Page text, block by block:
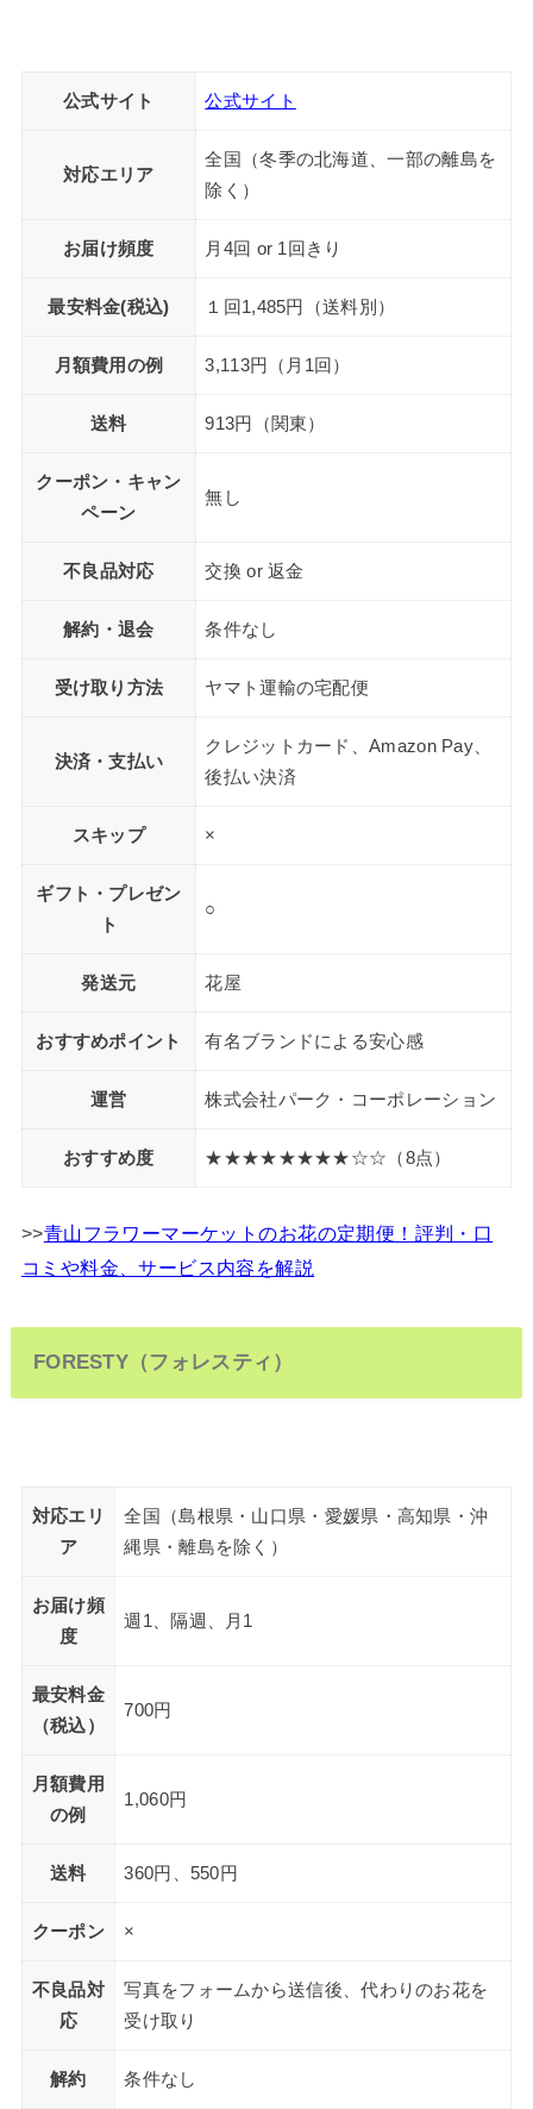
公式サイト 公式サイト
対応エリア
全国（冬季の北海道、一部の離島を
除く）
お届け頻度 月4回 or 1回きり
最安料金(税込) １回1,485円（送料別）
月額費用の例 3,113円（月1回）
送料 913円（関東）
クーポン・キャン
ペーン
無し
不良品対応 交換 or 返金
解約・退会 条件なし
受け取り方法 ヤマト運輸の宅配便
決済・支払い
クレジットカード、Amazon Pay、
後払い決済
スキップ ×
ギフト・プレゼン
ト
○
発送元 花屋
おすすめポイント 有名ブランドによる安心感
運営 株式会社パーク・コーポレーション
おすすめ度 ★★★★★★★★☆☆（8点）
>>青山フラワーマーケットのお花の定期便！評判・口
コミや料金、サービス内容を解説
FORESTY（フォレスティ）
対応エリ
ア
全国（島根県・山口県・愛媛県・高知県・沖
縄県・離島を除く）
お届け頻
度
週1、隔週、月1
最安料金
（税込）
700円
月額費用
の例
1,060円
送料 360円、550円
クーポン ×
不良品対
応
写真をフォームから送信後、代わりのお花を
受け取り
解約 条件なし